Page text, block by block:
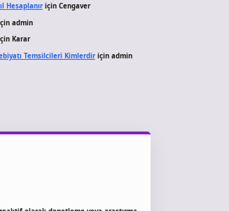
Hesaplanıriçin Cengaver
admin
Karar
Temsilcileri Kimlerdiriçin admin